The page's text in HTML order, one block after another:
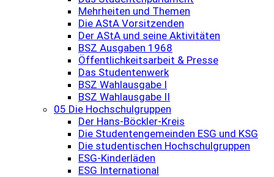
Mehrheiten und Themen
Die AStA Vorsitzenden
Der AStA und seine Aktivitäten
BSZ Ausgaben 1968
Öffentlichkeitsarbeit & Presse
Das Studentenwerk
BSZ Wahlausgabe I
BSZ Wahlausgabe II
05 Die Hochschulgruppen
Der Hans-Böckler-Kreis
Die Studentengemeinden ESG und KSG
Die studentischen Hochschulgruppen
ESG-Kinderläden
ESG International